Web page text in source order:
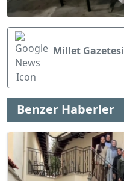
Millet Gazetesi
Benzer Haberler